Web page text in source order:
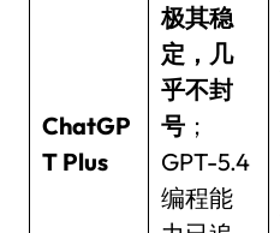
ChatGP
T Plus
极其稳
定，几
乎不封
号 ；
GPT-5.4
编程能